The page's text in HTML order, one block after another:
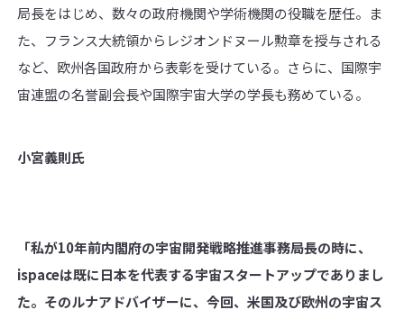
局長をはじめ、数々の政府機関や学術機関の役職を歴任。ま
た、フランス大統領からレジオンドヌール勲章を授与される
など、欧州各国政府から表彰を受けている。さらに、国際宇
宙連盟の名誉副会長や国際宇宙大学の学長も務めている。
小宮義則氏
「私が10年前内閣府の宇宙開発戦略推進事務局長の時に、
ispaceは既に日本を代表する宇宙スタートアップでありまし
た。そのルナアドバイザーに、今回、米国及び欧州の宇宙ス